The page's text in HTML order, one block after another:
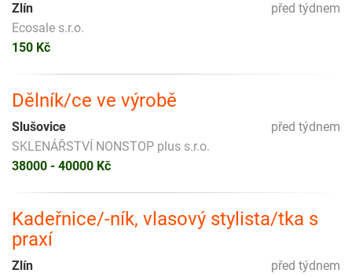
před týdnem
Zlín
Ecosale s.r.o.
150 Kč
Dělník/ce ve výrobě
před týdnem
Slušovice
SKLENÁŘSTVÍ NONSTOP plus s.r.o.
38000 - 40000 Kč
Kadeřnice/-ník, vlasový stylista/tka s
praxí
před týdnem
Zlín